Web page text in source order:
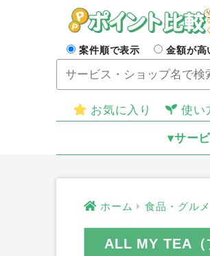
案件順で表示 金額が高
お気に入り 使い
▾サー
ホーム 食品・グル
ALL MY TEA（